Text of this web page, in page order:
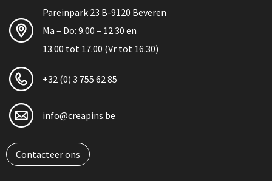
Pareinpark 23 B-9120 Beveren
Ma – Do: 9.00 – 12.30 en
13.00 tot 17.00 (Vr tot 16.30)
+32 (0) 3 755 62 85
info@creapins.be
Contacteer ons